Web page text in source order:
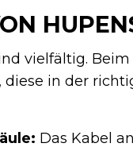
vielfältig.
in der
Das Kabel